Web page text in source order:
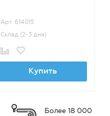
Арт. 614015
Склад (2-3 дня)
Купить
Более 18 000